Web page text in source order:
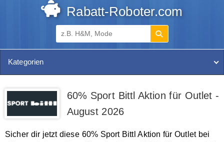
Rabatt-Roboter.com
Kategorien
60% Sport Bittl Aktion für Outlet -
August 2026
Sicher dir jetzt diese 60% Sport Bittl Aktion für Outlet bei